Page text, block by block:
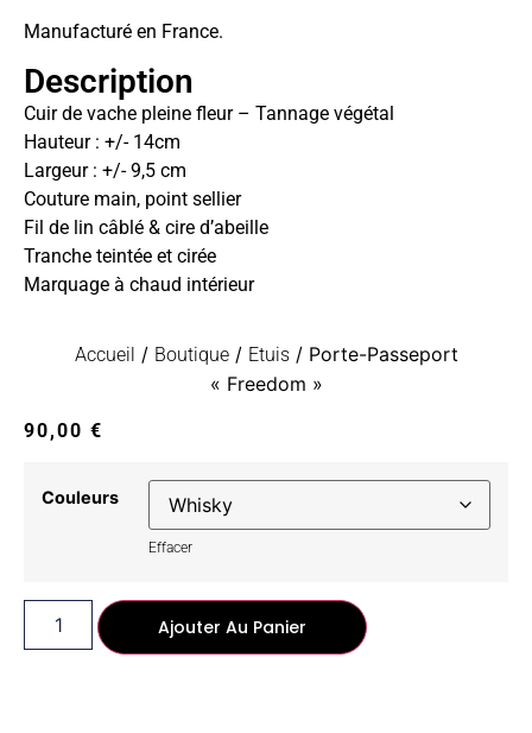
Manufacturé en France.
Description
Cuir de vache pleine fleur – Tannage végétal
Hauteur : +/- 14cm
Largeur : +/- 9,5 cm
Couture main, point sellier
Fil de lin câblé & cire d’abeille
Tranche teintée et cirée
Marquage à chaud intérieur
Accueil / Boutique/ Etuis/ Porte-Passeport
« Freedom »
90,00 €
Couleurs
Effacer
Ajouter Au Panier